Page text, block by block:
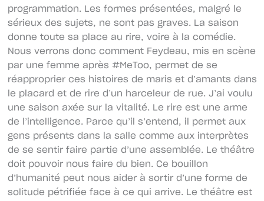
programmation. Les formes présentées, malgré le
sérieux des sujets, ne sont pas graves. La saison
donne toute sa place au rire, voire à la comédie.
Nous verrons donc comment Feydeau, mis en scène
par une femme après #MeToo, permet de se
réapproprier ces histoires de maris et d’amants dans
le placard et de rire d’un harceleur de rue. J’ai voulu
une saison axée sur la vitalité. Le rire est une arme
de l’intelligence. Parce qu’il s’entend, il permet aux
gens présents dans la salle comme aux interprètes
de se sentir faire partie d’une assemblée. Le théâtre
doit pouvoir nous faire du bien. Ce bouillon
d’humanité peut nous aider à sortir d’une forme de
solitude pétrifiée face à ce qui arrive. Le théâtre est